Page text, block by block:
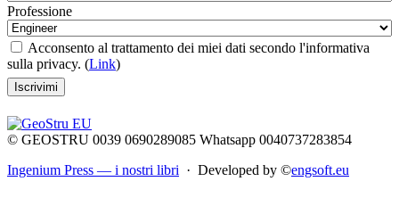
Professione
Acconsento al trattamento dei miei dati secondo l'informativa
sulla privacy. (Link)
© GEOSTRU 0039 0690289085 Whatsapp 0040737283854
Ingenium Press — i nostri libri · Developed by ©engsoft.eu